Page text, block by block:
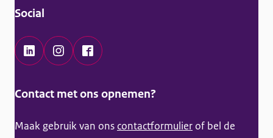
m
a
t
e
Social
L
n
e
I
s
a
F
c
b
Contact met ons opnemen?
Maak gebruik van ons contactformulier of bel de